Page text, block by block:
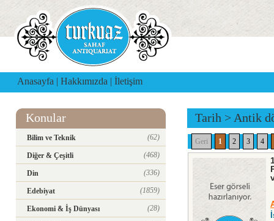
Anasayfa | Hakkımızda | İletişim
Konular
Bilim ve Teknik (62)
Diğer & Çeşitli (468)
Din (336)
Edebiyat (1859)
Ekonomi & İş Dünyası (28)
Tarih > Antik
Geri 1 2 3 4